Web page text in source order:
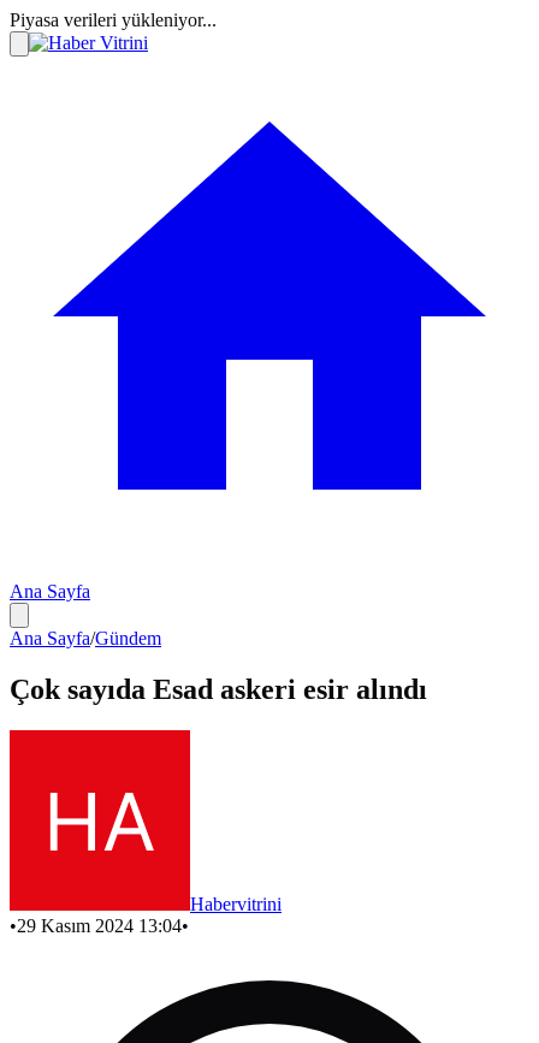
Piyasa verileri yükleniyor...
Ana Sayfa
Ana Sayfa/Gündem
Çok sayıda Esad askeri esir alındı
Habervitrini
•29 Kasım 2024 13:04•